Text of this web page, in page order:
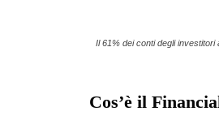
Il 61% dei conti degli
Cos’è il